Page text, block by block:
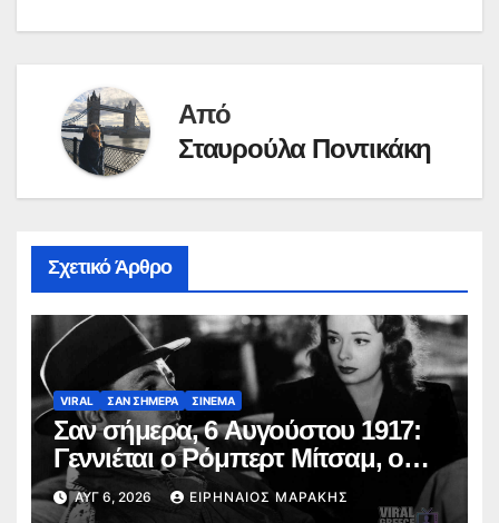
Από
Σταυρούλα Ποντικάκη
Σχετικό Άρθρο
VIRAL ΣΑΝ ΣΗΜΕΡΑ ΣΙΝΕΜΑ
Σαν σήμερα, 6 Αυγούστου 1917:
Γεννιέται ο Ρόμπερτ Μίτσαμ, ο
σκληρός του φιλμ νουάρ και ο
εμβληματικός Φίλιπ Μάρλοου
ΑΥΓ 6, 2026 ΕΙΡΗΝΑΊΟΣ ΜΑΡΆΚΗΣ